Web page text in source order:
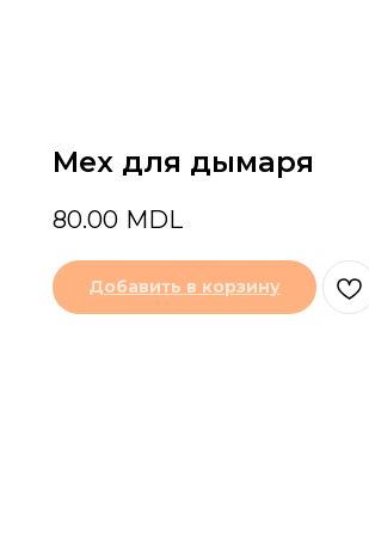
Мех для дымаря
80.00 MDL
Добавить в корзину